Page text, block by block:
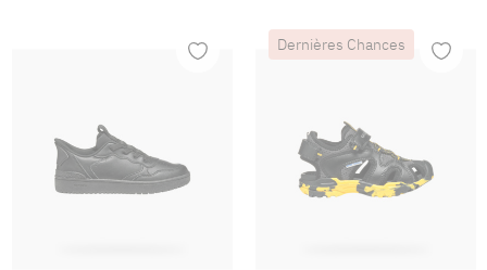
Dernières Chances